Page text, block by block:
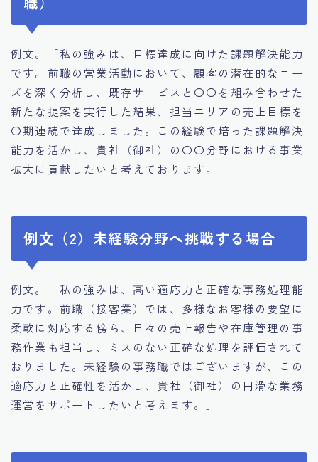
例文。「私の強みは、目標達成に向けた課題解決能力
です。前職の営業活動において、顧客の潜在的なニー
ズを深く分析し、既存サービスと〇〇を組み合わせた
新たな提案を実行した結果、担当エリアの売上目標を
〇期連続で達成しました。この経験で培った課題解決
能力を活かし、貴社（御社）の〇〇分野における事業
拡大に貢献したいと考えております。」
例文（2）未経験分野へ挑戦する場合
例文。「私の強みは、高い適応力と正確な事務処理能
力です。前職（接客業）では、多様なお客様の要望に
柔軟に対応する傍ら、日々の売上報告や在庫管理の事
務作業も担当し、ミスのない正確な処理を評価されて
おりました。未経験の事務職ではございますが、この
適応力と正確性を活かし、貴社（御社）の円滑な業務
運営をサポートしたいと考えます。」